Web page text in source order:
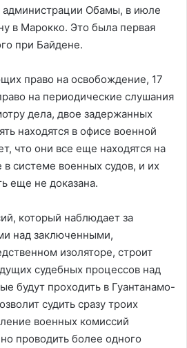
Обамы, в июле
в Марокко. Это была первая
при Байдене.
право на освобождение, 17
на периодические слушания
дела, двое задержанных
находятся в офисе военной
что они все еще находятся на
системе военных судов, и их
еще не доказана.
который наблюдает за
над заключенными,
изоляторе, строит
судебных процессов над
будут проходить в Гуантанамо-
судить сразу троих
военных комиссий
проводить более одного